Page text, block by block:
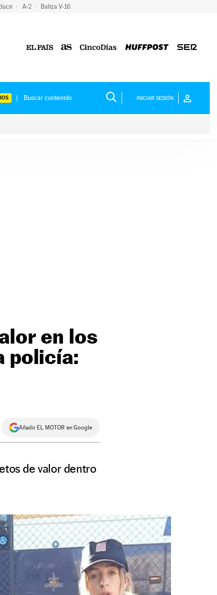
A-2 Baliza V-16
INICIAR SESIÓN
en los
policía:
Añadir EL MOTOR en Google
de valor dentro